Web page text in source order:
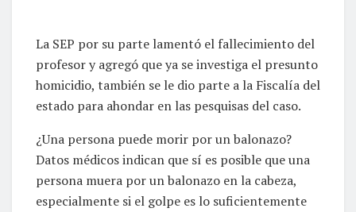
La SEP por su parte lamentó el fallecimiento del
profesor y agregó que ya se investiga el presunto
homicidio, también se le dio parte a la Fiscalía del
estado para ahondar en las pesquisas del caso.
¿Una persona puede morir por un balonazo?
Datos médicos indican que sí es posible que una
persona muera por un balonazo en la cabeza,
especialmente si el golpe es lo suficientemente